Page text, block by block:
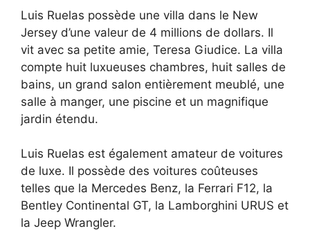
Luis Ruelas possède une villa dans le New
Jersey d’une valeur de 4 millions de dollars. Il
vit avec sa petite amie, Teresa Giudice. La villa
compte huit luxueuses chambres, huit salles de
bains, un grand salon entièrement meublé, une
salle à manger, une piscine et un magnifique
jardin étendu.
Luis Ruelas est également amateur de voitures
de luxe. Il possède des voitures coûteuses
telles que la Mercedes Benz, la Ferrari F12, la
Bentley Continental GT, la Lamborghini URUS et
la Jeep Wrangler.